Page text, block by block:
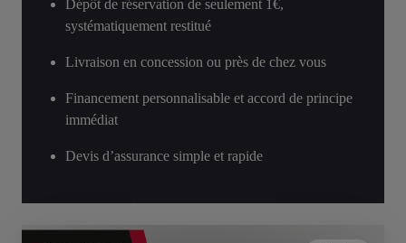
Dépôt de réservation de seulement 1€,
systématiquement restitué
Livraison en concession ou près de chez vous
Financement personnalisable et accord de principe
immédiat
Devis d’assurance simple et rapide